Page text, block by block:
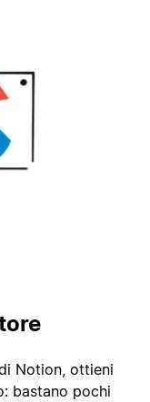
Notion, ottieni
bastano pochi